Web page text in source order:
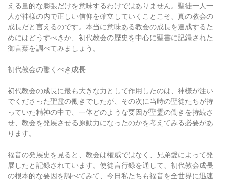
える量的な膨張だけを意味するわけではありません。聖徒一人一
人が神様の内で正しい信仰を確立していくことこそ、真の教会の
成長だと言えるのです。本当に意味ある教会の成長を達成するた
めにはどうすべきか、初代教会の歴史を中心に聖書に記録された
御言葉を調べてみましょう。
初代教会の驚くべき成長
初代教会の成長に最も大きな力として作用したのは、神様が注い
でくださった聖霊の働きでしたが、その次に当時の聖徒たちが持
っていた精神の中で、一体どのような要因が聖霊の働きを持続さ
せ、教会を発展させる原動力になったのかを考えてみる必要があ
ります。
福音の発展史を見ると、教会は権威ではなく、兄弟愛によって発
展したと記録されています。使徒言行録を通して、初代教会成長
の根本的な要因を調べてみて、今日私たちも福音を全世界に迅速